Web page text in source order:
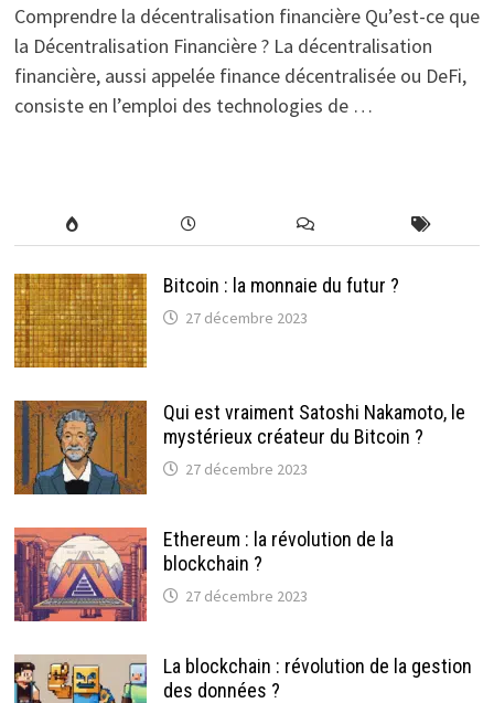
Comprendre la décentralisation financière Qu’est-ce que
la Décentralisation Financière ? La décentralisation
financière, aussi appelée finance décentralisée ou DeFi,
consiste en l’emploi des technologies de …
Bitcoin : la monnaie du futur ?
27 décembre 2023
Qui est vraiment Satoshi Nakamoto, le
mystérieux créateur du Bitcoin ?
27 décembre 2023
Ethereum : la révolution de la
blockchain ?
27 décembre 2023
La blockchain : révolution de la gestion
des données ?